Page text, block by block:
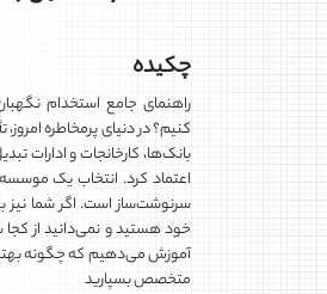
چکیده
راهنمای جامع استخدام
کنیم؟ در دنیای پرمخاطره
بانک‌ها، کارخانجات و ادارات
اعتماد کرد. انتخاب یک
سرنوشت‌ساز است. اگر شما نیز
خود هستید و نمی‌دانید از کجا
آموزش می‌دهیم که چگونه
متخصص بسپارید